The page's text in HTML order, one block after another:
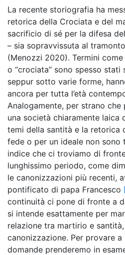
La recente storiografia ha
retorica della Crociata e del
sacrificio di sé per la difesa
– sia sopravvissuta al
(Menozzi 2020). Termini come
o “crociata” sono spesso stati
seppur sotto varie forme,
ancora per tutta l’età
Analogamente, per strano che
una società chiaramente laica
temi della santità e la retorica
fede o per un ideale non
indice che ci troviamo di
lunghissimo periodo, come
le canonizzazioni più recenti,
pontificato di papa Francesco
continuità ci pone di fronte a
si intende esattamente per
relazione tra martirio e
canonizzazione. Per provare
domande prenderemo in